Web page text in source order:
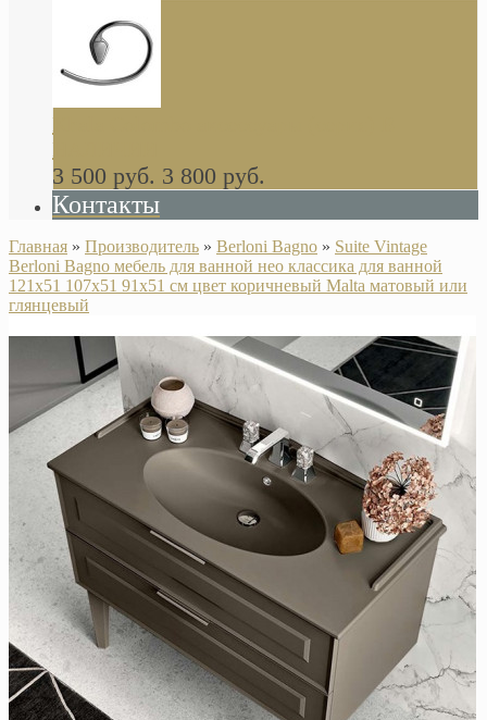
Khala Colombo аксессуары (серия) В
НАЛИЧИИ
3 500 руб. 3 800 руб.
Контакты
Главная » Производитель » Berloni Bagno » Suite Vintage
Berloni Bagno мебель для ванной нео классика для ванной
121х51 107х51 91х51 см цвет коричневый Malta матовый или
глянцевый